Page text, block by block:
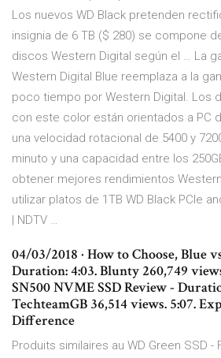
Los nuevos WD Black pretenden
insignia de 6 TB ($ 280) se compone
discos Western Digital según el … La
Western Digital Blue reemplaza a la
poco tiempo por Western Digital. Los
con este color están orientados a PC
una velocidad rotacional de 5400 y
minuto y una capacidad entre los
obtener mejores rendimientos
utilizar platos de 1TB WD Black PCIe
| NDTV …
04/03/2018 · How to Choose, Blue
Duration: 4:03. Blunty 260,749
SN500 NVME SSD Review -
TechteamGB 36,514 views. 5:07.
Difference
Produits similaires au WD Green SSD -